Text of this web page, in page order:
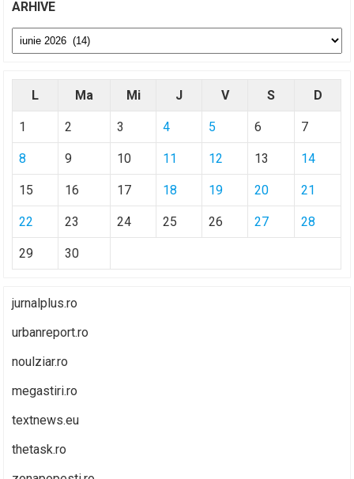
ARHIVE
Arhive
L Ma Mi J V S D
1 2 3 4 5 6 7
8 9 10 11 12 13 14
15 16 17 18 19 20 21
22 23 24 25 26 27 28
29 30
jurnalplus.ro
urbanreport.ro
noulziar.ro
megastiri.ro
textnews.eu
thetask.ro